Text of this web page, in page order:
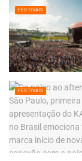
FESTIVAIS
FESTIVAIS